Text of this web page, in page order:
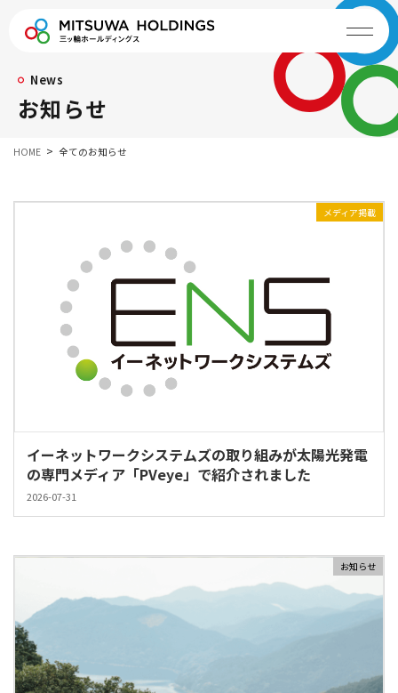
News
お知らせ
HOME 全てのお知らせ
メディア掲載
イーネットワークシステムズの取り組みが太陽光発電
の専門メディア「PVeye」で紹介されました
2026-07-31
お知らせ